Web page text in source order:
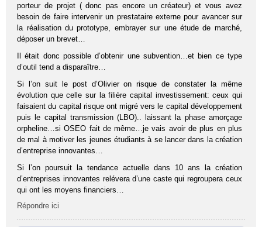
porteur de projet ( donc pas encore un créateur) et vous avez
besoin de faire intervenir un prestataire externe pour avancer sur
la réalisation du prototype, embrayer sur une étude de marché,
déposer un brevet…
Il était donc possible d’obtenir une subvention…et bien ce type
d’outil tend a disparaître…
Si l’on suit le post d’Olivier on risque de constater la même
évolution que celle sur la filière capital investissement: ceux qui
faisaient du capital risque ont migré vers le capital développement
puis le capital transmission (LBO).. laissant la phase amorçage
orpheline…si OSEO fait de même…je vais avoir de plus en plus
de mal à motiver les jeunes étudiants à se lancer dans la création
d’entreprise innovantes…
Si l’on poursuit la tendance actuelle dans 10 ans la création
d’entreprises innovantes relévera d’une caste qui regroupera ceux
qui ont les moyens financiers…
Répondre ici